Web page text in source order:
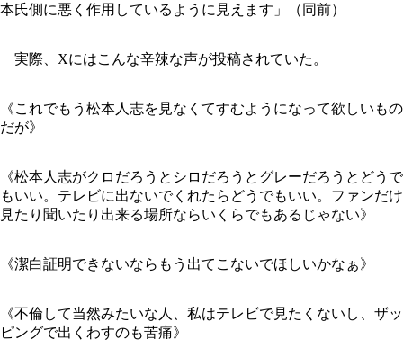
本氏側に悪く作用しているように見えます」（同前）
実際、Xにはこんな辛辣な声が投稿されていた。
《これでもう松本人志を見なくてすむようになって欲しいもの
だが》
《松本人志がクロだろうとシロだろうとグレーだろうとどうで
もいい。テレビに出ないでくれたらどうでもいい。ファンだけ
見たり聞いたり出来る場所ならいくらでもあるじゃない》
《潔白証明できないならもう出てこないでほしいかなぁ》
《不倫して当然みたいな人、私はテレビで見たくないし、ザッ
ピングで出くわすのも苦痛》